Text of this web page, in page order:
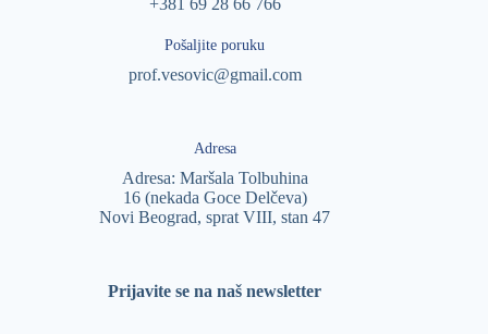
Pošaljite poruku
prof.vesovic@gmail.com
Adresa
Adresa: Maršala Tolbuhina
16 (nekada Goce Delčeva)
Novi Beograd, sprat VIII, stan 47
Prijavite se na naš newsletter